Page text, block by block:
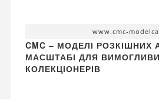
www.cmc-
CMC – МОДЕЛІ РОЗКІШНИХ
МАСШТАБІ ДЛЯ
КОЛЕКЦІОНЕРІВ